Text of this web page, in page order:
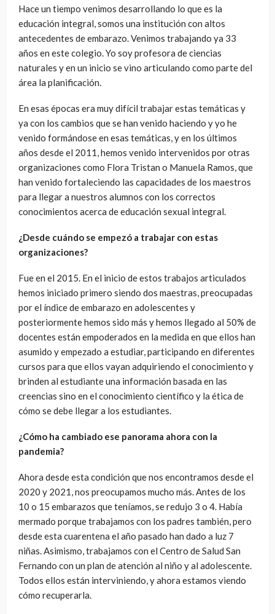
Hace un tiempo venimos desarrollando lo que es la
educación integral, somos una institución con altos
antecedentes de embarazo. Venimos trabajando ya 33
años en este colegio. Yo soy profesora de ciencias
naturales y en un inicio se vino articulando como parte del
área la planificación.
En esas épocas era muy difícil trabajar estas temáticas y
ya con los cambios que se han venido haciendo y yo he
venido formándose en esas temáticas, y en los últimos
años desde el 2011, hemos venido intervenidos por otras
organizaciones como Flora Tristan o Manuela Ramos, que
han venido fortaleciendo las capacidades de los maestros
para llegar a nuestros alumnos con los correctos
conocimientos acerca de educación sexual integral.
¿Desde cuándo se empezó a trabajar con estas
organizaciones?
Fue en el 2015. En el inicio de estos trabajos articulados
hemos iniciado primero siendo dos maestras, preocupadas
por el índice de embarazo en adolescentes y
posteriormente hemos sido más y hemos llegado al 50% de
docentes están empoderados en la medida en que ellos han
asumido y empezado a estudiar, participando en diferentes
cursos para que ellos vayan adquiriendo el conocimiento y
brinden al estudiante una información basada en las
creencias sino en el conocimiento científico y la ética de
cómo se debe llegar a los estudiantes.
¿Cómo ha cambiado ese panorama ahora con la
pandemia?
Ahora desde esta condición que nos encontramos desde el
2020 y 2021, nos preocupamos mucho más. Antes de los
10 o 15 embarazos que teníamos, se redujo 3 o 4. Había
mermado porque trabajamos con los padres también, pero
desde esta cuarentena el año pasado han dado a luz 7
niñas. Asimismo, trabajamos con el Centro de Salud San
Fernando con un plan de atención al niño y al adolescente.
Todos ellos están interviniendo, y ahora estamos viendo
cómo recuperarla.